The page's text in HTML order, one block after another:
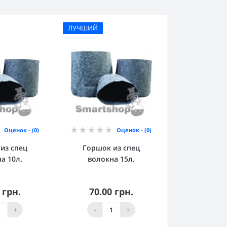
Оценок - (0)
спец
10л.
+
ЛУЧШИЙ
Оценок - (0)
Горшок из спец
волокна 15л.
70.00 грн.
- +
В корзину